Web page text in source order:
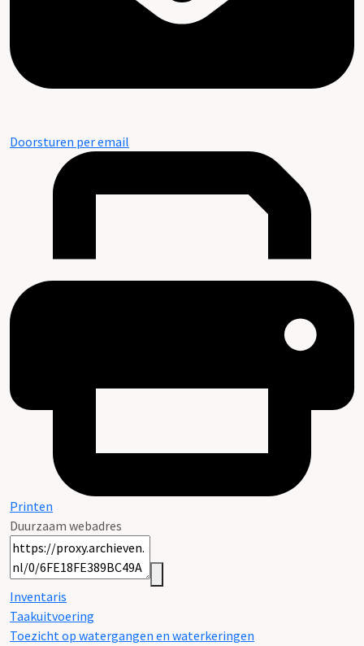
Doorsturen per email
Printen
Duurzaam webadres
Inventaris
Taakuitvoering
Toezicht op watergangen en waterkeringen